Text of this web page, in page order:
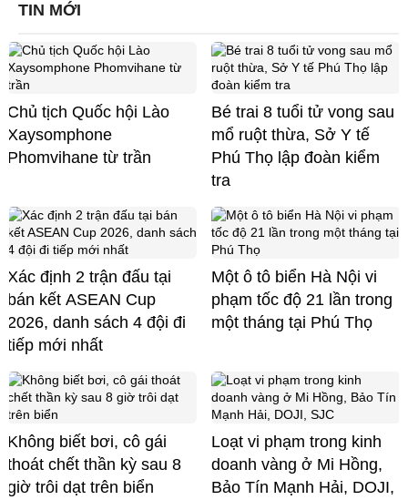
TIN MỚI
Chủ tịch Quốc hội Lào
Xaysomphone
Phomvihane từ trần
Bé trai 8 tuổi tử vong sau
mổ ruột thừa, Sở Y tế
Phú Thọ lập đoàn kiểm
tra
Xác định 2 trận đấu tại
bán kết ASEAN Cup
2026, danh sách 4 đội đi
tiếp mới nhất
Một ô tô biển Hà Nội vi
phạm tốc độ 21 lần trong
một tháng tại Phú Thọ
Không biết bơi, cô gái
thoát chết thần kỳ sau 8
giờ trôi dạt trên biển
Loạt vi phạm trong kinh
doanh vàng ở Mi Hồng,
Bảo Tín Mạnh Hải, DOJI,